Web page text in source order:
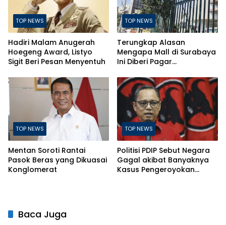
TOP NEWS
Hadiri Malam Anugerah
Hoegeng Award, Listyo
Sigit Beri Pesan Menyentuh
TOP NEWS
Terungkap Alasan
Mengapa Mall di Surabaya
Ini Diberi Pagar
TOP NEWS
Mentan Soroti Rantai
Pasok Beras yang Dikuasai
Konglomerat
TOP NEWS
Politisi PDIP Sebut Negara
Gagal akibat Banyaknya
Kasus Pengeroyokan
Baca Juga